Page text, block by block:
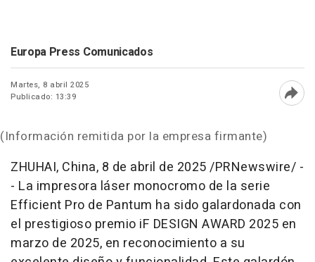
Europa Press Comunicados
Martes, 8 abril 2025
Publicado: 13:39
(Información remitida por la empresa firmante)
ZHUHAI, China, 8 de abril de 2025/PRNewswire/ -
- La impresora láser monocromo de la serie
Efficient Pro de Pantum ha sido galardonada con
el prestigioso premio iF DESIGN AWARD 2025 en
marzo de 2025, en reconocimiento a su